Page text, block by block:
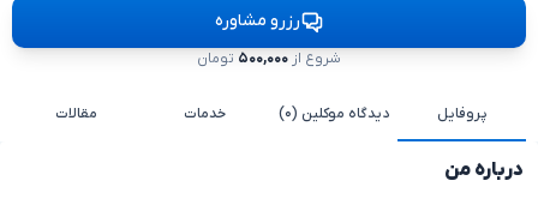
رزرو مشاوره
شروع از ۵۰۰,۰۰۰ تومان
پروفایل دیدگاه موکلین (۰) خدمات مقالات
درباره من